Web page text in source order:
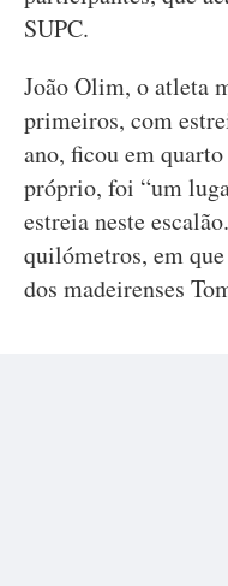
SUPC.
João Olim, o atleta
primeiros, com
ano, ficou em
próprio, foi “um
estreia neste
quilómetros, em
dos madeirenses